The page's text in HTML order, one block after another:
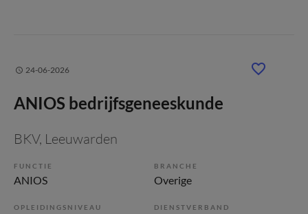
24-06-2026
ANIOS bedrijfsgeneeskunde
BKV, Leeuwarden
FUNCTIE
ANIOS
BRANCHE
Overige
OPLEIDINGSNIVEAU DIENSTVERBAND